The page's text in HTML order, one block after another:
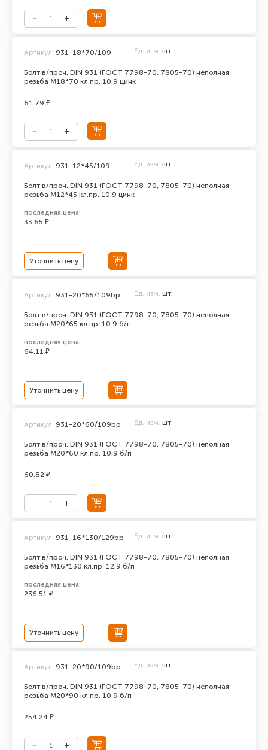
Болт в/проч. DIN 931 (ГОСТ 7798-70, 7805-70) неполная
резьба М18*70 кл.пр. 10.9 цинк
Артикул: 931-18*70/109 Ед. изм. шт.
61.79 ₽
Болт в/проч. DIN 931 (ГОСТ 7798-70, 7805-70) неполная
резьба М12*45 кл.пр. 10.9 цинк
Артикул: 931-12*45/109 Ед. изм. шт.
последняя цена:
33.65 ₽
Уточнить цену
Болт в/проч. DIN 931 (ГОСТ 7798-70, 7805-70) неполная
резьба М20*65 кл.пр. 10.9 б/п
Артикул: 931-20*65/109bp Ед. изм. шт.
последняя цена:
64.11 ₽
Уточнить цену
Болт в/проч. DIN 931 (ГОСТ 7798-70, 7805-70) неполная
резьба М20*60 кл.пр. 10.9 б/п
Артикул: 931-20*60/109bp Ед. изм. шт.
60.82 ₽
Болт в/проч. DIN 931 (ГОСТ 7798-70, 7805-70) неполная
резьба М16*130 кл.пр. 12.9 б/п
Артикул: 931-16*130/129bp Ед. изм. шт.
последняя цена:
236.51 ₽
Уточнить цену
Болт в/проч. DIN 931 (ГОСТ 7798-70, 7805-70) неполная
резьба М20*90 кл.пр. 10.9 б/п
Артикул: 931-20*90/109bp Ед. изм. шт.
254.24 ₽